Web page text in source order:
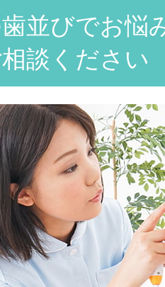
並びでお悩
談ください